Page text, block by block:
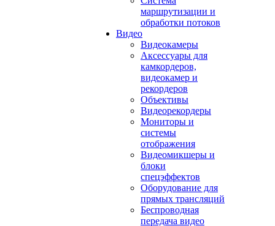
маршрутизации и
обработки потоков
Видео
Видеокамеры
Аксессуары для
камкордеров,
видеокамер и
рекордеров
Объективы
Видеорекордеры
Мониторы и
системы
отображения
Видеомикшеры и
блоки
спецэффектов
Оборудование для
прямых трансляций
Беспроводная
передача видео